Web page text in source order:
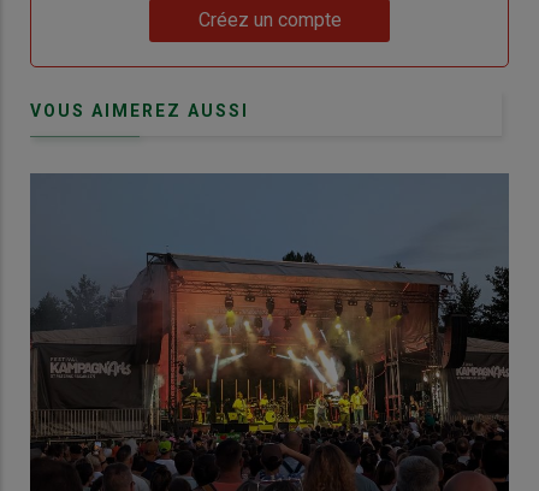
Créez un compte
VOUS AIMEREZ AUSSI